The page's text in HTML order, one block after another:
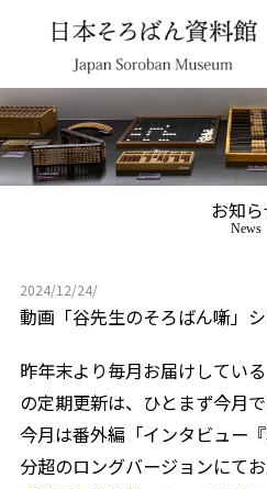
お知
News
2024/12/24/
動画「谷先生のそろばん噺」
昨年末より毎月お届けしてい
の定期更新は、ひとまず今月
今月は番外編「インタビュー
分超のロングバージョンにて